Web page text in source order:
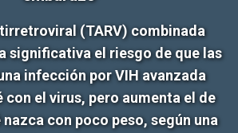
(TARV) combinada
significativa el riesgo de que las
infección por VIH avanzada
con el virus, pero aumenta el de
con poco peso, según una